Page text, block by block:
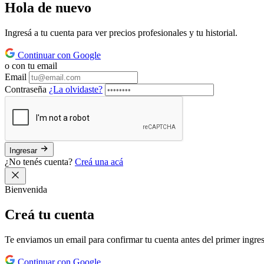
Hola de nuevo
Ingresá a tu cuenta para ver precios profesionales y tu historial.
Continuar con Google
o con tu email
Email
Contraseña ¿La olvidaste?
Ingresar
¿No tenés cuenta? Creá una acá
Bienvenida
Creá tu cuenta
Te enviamos un email para confirmar tu cuenta antes del primer
Continuar con Google